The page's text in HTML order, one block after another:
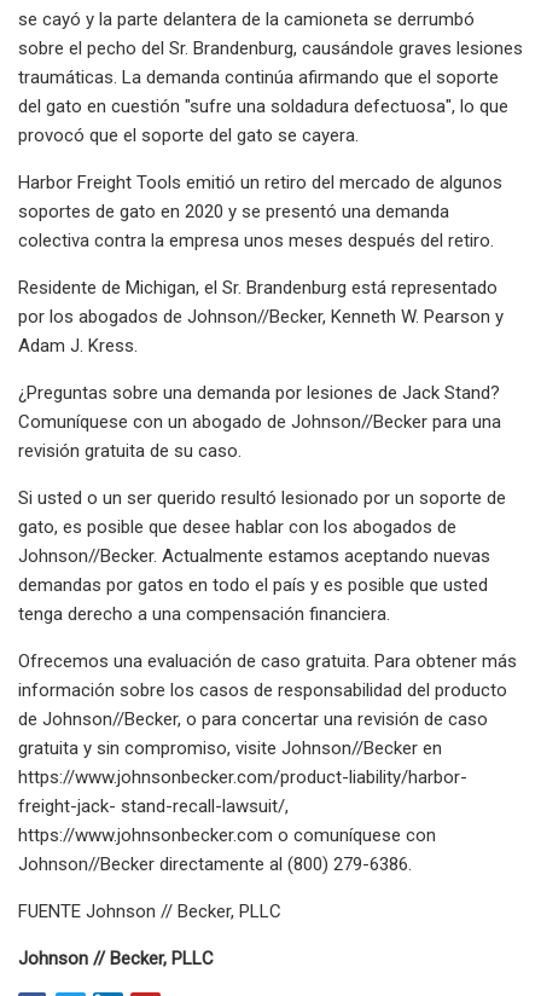
se cayó y la parte delantera de la camioneta se derrumbó
sobre el pecho del Sr. Brandenburg, causándole graves lesiones
traumáticas. La demanda continúa afirmando que el soporte
del gato en cuestión "sufre una soldadura defectuosa", lo que
provocó que el soporte del gato se cayera.
Harbor Freight Tools emitió un retiro del mercado de algunos
soportes de gato en 2020 y se presentó una demanda
colectiva contra la empresa unos meses después del retiro.
Residente de Michigan, el Sr. Brandenburg está representado
por los abogados de Johnson//Becker, Kenneth W. Pearson y
Adam J. Kress.
¿Preguntas sobre una demanda por lesiones de Jack Stand?
Comuníquese con un abogado de Johnson//Becker para una
revisión gratuita de su caso.
Si usted o un ser querido resultó lesionado por un soporte de
gato, es posible que desee hablar con los abogados de
Johnson//Becker. Actualmente estamos aceptando nuevas
demandas por gatos en todo el país y es posible que usted
tenga derecho a una compensación financiera.
Ofrecemos una evaluación de caso gratuita. Para obtener más
información sobre los casos de responsabilidad del producto
de Johnson//Becker, o para concertar una revisión de caso
gratuita y sin compromiso, visite Johnson//Becker en
https://www.johnsonbecker.com/product-liability/harbor-
freight-jack- stand-recall-lawsuit/,
https://www.johnsonbecker.com o comuníquese con
Johnson//Becker directamente al (800) 279-6386.
FUENTE Johnson // Becker, PLLC
Johnson // Becker, PLLC